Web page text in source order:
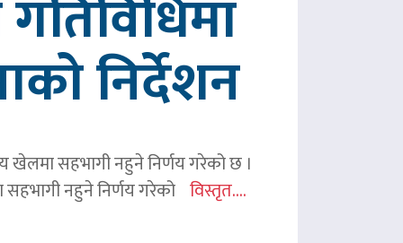
गतिविधिमा
निर्देशन
खेलमा सहभागी नहुने निर्णय गरेको छ ।
सहभागी नहुने निर्णय गरेको विस्तृत....